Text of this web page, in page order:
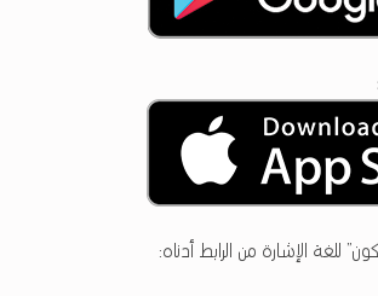
للغة الإشارة من الرابط أدناه: